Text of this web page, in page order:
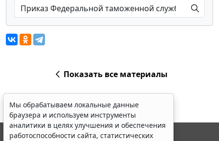
Показать все материалы
Мы обрабатываем локальные данные
браузера и используем инструменты
аналитики в целях улучшения и обеспечения
работоспособности сайта, статистических